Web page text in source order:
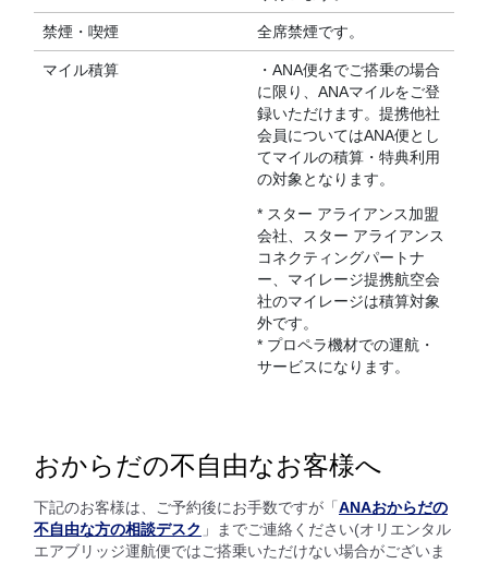
禁煙・喫煙 全席禁煙です。
マイル積算
・ANA便名でご搭乗の場合
に限り、ANAマイルをご登
録いただけます。提携他社
会員についてはANA便とし
てマイルの積算・特典利用
の対象となります。
* スター アライアンス加盟
会社、スター アライアンス
コネクティングパートナ
ー、マイレージ提携航空会
社のマイレージは積算対象
外です。
* プロペラ機材での運航・
サービスになります。
おからだの不自由なお客様へ
下記のお客様は、ご予約後にお手数ですが「 ANAおからだの
不自由な方の相談デスク 」までご連絡ください(オリエンタル
エアブリッジ運航便ではご搭乗いただけない場合がございま